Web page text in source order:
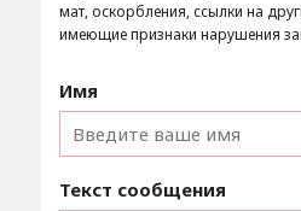
мат, оскорбления, ссылки на
имеющие признаки нарушения
Имя
Текст сообщения